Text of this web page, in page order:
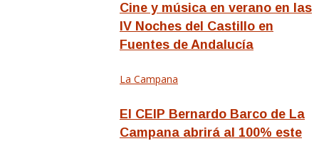
Cine y música en verano en las
IV Noches del Castillo en
Fuentes de Andalucía
La Campana
El CEIP Bernardo Barco de La
Campana abrirá al 100% este